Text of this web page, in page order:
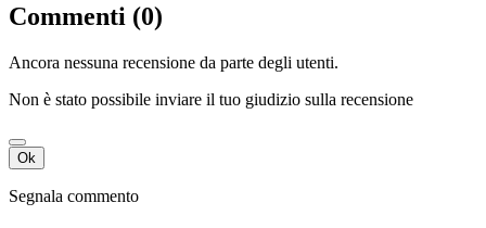
Commenti (0)
Ancora nessuna recensione da parte degli utenti.
Non è stato possibile inviare il tuo giudizio sulla recensione
Ok
Segnala commento